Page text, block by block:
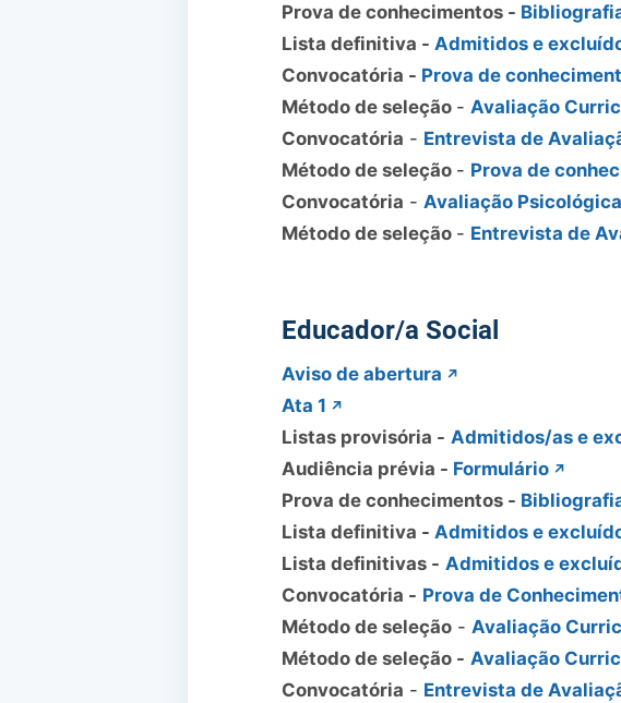
Prova de conhecimentos -
Lista definitiva -Admitidos e
Convocatória - Prova de
Método de seleção -Avaliação
Convocatória - Entrevista de
Método de seleção - Prova de
Convocatória -Avaliação Psicológica
Método de seleção - Entrevista de
Educador/a Social
Aviso de abertura
Ata 1
Listas provisória - Admitidos/as e
Audiência prévia - Formulário
Prova de conhecimentos -
Lista definitiva -Admitidos e
Lista definitivas - Admitidos e
Convocatória - Prova de
Método de seleção -Avaliação
Método de seleção - Avaliação
Convocatória - Entrevista de